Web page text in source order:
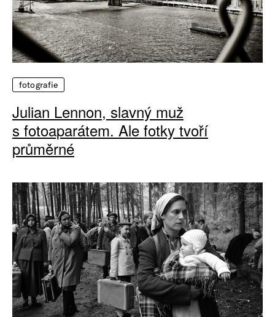
fotografie
Julian Lennon, slavný muž
s fotoaparátem. Ale fotky tvoří
průměrné